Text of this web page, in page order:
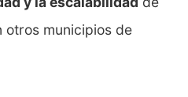
otros municipios de